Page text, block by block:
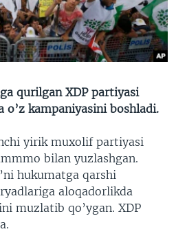
qurilgan XDP partiyasi
o’z kampaniyasini boshladi.
yirik muxolif partiyasi
bilan yuzlashgan.
hukumatga qarshi
aloqadorlikda
muzlatib qo’ygan. XDP